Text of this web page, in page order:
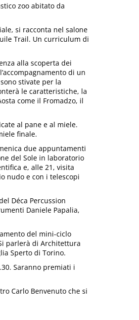
zoo abitato da
si racconta nel salone
Trail. Un curriculum di
alla scoperta dei
di un
stivate per la
le caratteristiche, la
come il Fromadzo, il
al pane e al miele.
finale.
due appuntamenti
del Sole in laboratorio
e, alle 21, visita
nudo e con i telescopi
Déca Percussion
Daniele Papalia,
del mini-ciclo
parlerà di Architettura
Sperto di Torino.
Saranno premiati i
Carlo Benvenuto che si